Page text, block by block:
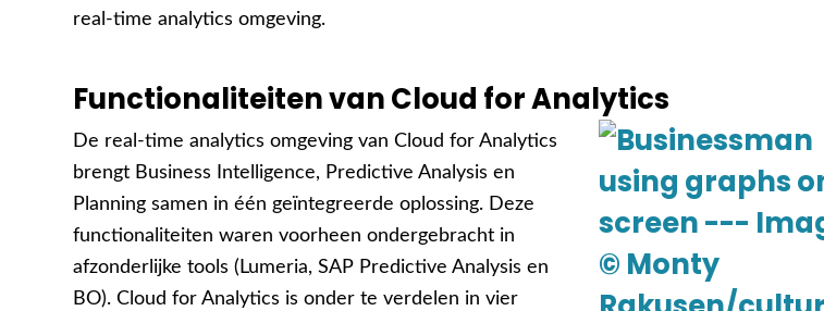
real-time analytics omgeving.
Functionaliteiten van Cloud for Analytics
De real-time analytics omgeving van Cloud for Analytics
brengt Business Intelligence, Predictive Analysis en
Planning samen in één geïntegreerde oplossing. Deze
functionaliteiten waren voorheen ondergebracht in
afzonderlijke tools (Lumeria, SAP Predictive Analysis en
BO). Cloud for Analytics is onder te verdelen in vier